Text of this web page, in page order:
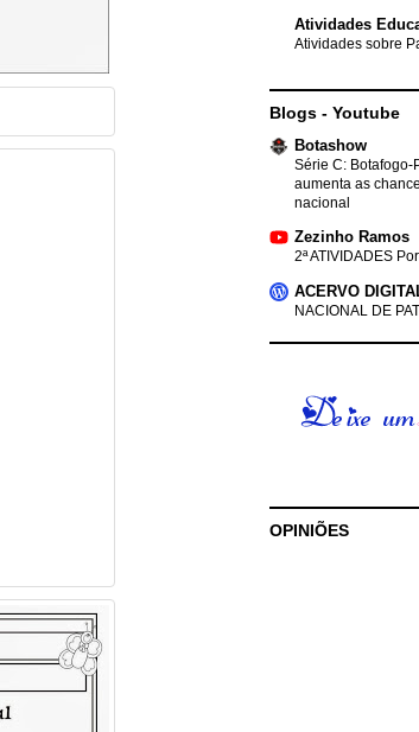
Atividades
Atividades sobre
Blogs - Youtube
Botashow
Série C: Botafogo-
aumenta as
nacional
Zezinho Ramos
2ª ATIVIDADES
ACERVO
NACIONAL DE
OPINIÕES